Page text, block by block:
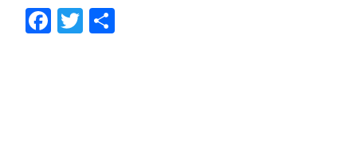
F
ac
T
w